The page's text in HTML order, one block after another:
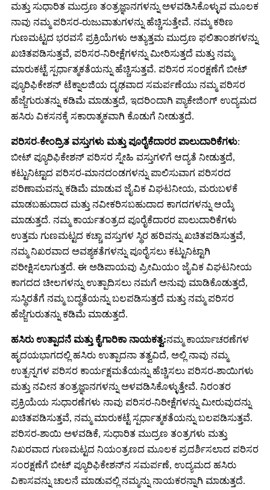
ಮತ್ತು ಸುಧಾರಿತ ಮುದ್ರಣ ತಂತ್ರಜ್ಞಾನಗಳನ್ನು ಅಳವಡಿಸಿಕೊಳ್ಳುವ ಮೂಲಕ
ನಾವು ನಮ್ಮ ಪರಿಸರ-ರುಜುವಾತುಗಳನ್ನು ಹೆಚ್ಚಿಸುತ್ತೇವೆ. ನಮ್ಮ ಕಠಿಣ
ಗುಣಮಟ್ಟದ ಭರವಸೆ ಪ್ರಕ್ರಿಯೆಗಳು ಅತ್ಯುತ್ತಮ ಮುದ್ರಣ ಫಲಿತಾಂಶಗಳನ್ನು
ಖಚಿತಪಡಿಸುತ್ತವೆ, ಪರಿಸರ-ನಿರೀಕ್ಷೆಗಳನ್ನು ಮೀರಿಸುತ್ತದೆ ಮತ್ತು ನಮ್ಮ
ಮಾರುಕಟ್ಟೆ ಸ್ಪರ್ಧಾತ್ಮಕತೆಯನ್ನು ಹೆಚ್ಚಿಸುತ್ತವೆ. ಪರಿಸರ ಸಂರಕ್ಷಣೆಗೆ ಬೀಟ್
ಪ್ಯೂರಿಫಿಕೇಶನ್ ಟೆಕ್ನಾಲಜಿಯ ದೃಢವಾದ ಸಮರ್ಪಣೆಯು ನಮ್ಮ ಪರಿಸರ
ಹೆಜ್ಜೆಗುರುತನ್ನು ಕಡಿಮೆ ಮಾಡುತ್ತದೆ, ಇದರಿಂದಾಗಿ ಪ್ಯಾಕೇಜಿಂಗ್ ಉದ್ಯಮದ
ಹಸಿರು ವಿಕಸನಕ್ಕೆ ಸಕಾರಾತ್ಮಕವಾಗಿ ಕೊಡುಗೆ ನೀಡುತ್ತದೆ.
ಪರಿಸರ-ಕೇಂದ್ರಿತ ವಸ್ತುಗಳು ಮತ್ತು ಪೂರೈಕೆದಾರರ ಪಾಲುದಾರಿಕೆಗಳು:
ಬೀಟ್ ಪ್ಯೂರಿಫಿಕೇಶನ್ ಪರಿಸರ ಸ್ನೇಹಿ ವಸ್ತುಗಳಿಗೆ ಆದ್ಯತೆ ನೀಡುತ್ತದೆ,
ಕಟ್ಟುನಿಟ್ಟಾದ ಪರಿಸರ-ಮಾನದಂಡಗಳನ್ನು ಪಾಲಿಸುವಾಗ ಪರಿಸರದ
ಪರಿಣಾಮವನ್ನು ಕಡಿಮೆ ಮಾಡುವ ಜೈವಿಕ ವಿಘಟನೀಯ, ಮರುಬಳಕೆ
ಮಾಡಬಹುದಾದ ಮತ್ತು ನವೀಕರಿಸಬಹುದಾದ ಕಾಗದಗಳನ್ನು ಆಯ್ಕೆ
ಮಾಡುತ್ತದೆ. ನಮ್ಮ ಕಾರ್ಯತಂತ್ರದ ಪೂರೈಕೆದಾರರ ಪಾಲುದಾರಿಕೆಗಳು
ಉತ್ತಮ ಗುಣಮಟ್ಟದ ಕಚ್ಚಾ ವಸ್ತುಗಳ ಸ್ಥಿರ ಹರಿವನ್ನು ಖಚಿತಪಡಿಸುತ್ತವೆ,
ನಮ್ಮ ನಿಖರವಾದ ಅವಶ್ಯಕತೆಗಳನ್ನು ಪೂರೈಸಲು ಕಟ್ಟುನಿಟ್ಟಾಗಿ
ಪರೀಕ್ಷಿಸಲಾಗುತ್ತದೆ. ಈ ಅಡಿಪಾಯವು ಪ್ರೀಮಿಯಂ ಜೈವಿಕ ವಿಘಟನೀಯ
ಕಾಗದದ ಚೀಲಗಳನ್ನು ಉತ್ಪಾದಿಸಲು ನಮಗೆ ಅನುವು ಮಾಡಿಕೊಡುತ್ತದೆ,
ಸುಸ್ಥಿರತೆಗೆ ನಮ್ಮ ಬದ್ಧತೆಯನ್ನು ಬಲಪಡಿಸುತ್ತದೆ ಮತ್ತು ನಮ್ಮ ಪರಿಸರ
ಹೆಜ್ಜೆಗುರುತನ್ನು ಕಡಿಮೆ ಮಾಡುತ್ತದೆ.
ಹಸಿರು ಉತ್ಪಾದನೆ ಮತ್ತು ಕೈಗಾರಿಕಾ ನಾಯಕತ್ವ:ನಮ್ಮ ಕಾರ್ಯಾಚರಣೆಗಳ
ಹೃದಯಭಾಗದಲ್ಲಿ ಹಸಿರು ಉತ್ಪಾದನಾ ತತ್ವವಿದೆ, ಅಲ್ಲಿ ನಾವು ನಮ್ಮ
ಉತ್ಪನ್ನಗಳ ಪರಿಸರ ಕಾರ್ಯಕ್ಷಮತೆಯನ್ನು ಹೆಚ್ಚಿಸಲು ಪರಿಸರ-ಶಾಯಿಗಳು
ಮತ್ತು ನವೀನ ತಂತ್ರಜ್ಞಾನಗಳನ್ನು ಅಳವಡಿಸಿಕೊಳ್ಳುತ್ತೇವೆ. ನಿರಂತರ
ಪ್ರಕ್ರಿಯೆಯ ಸುಧಾರಣೆಗಳು ನಾವು ಪರಿಸರ-ನಿರೀಕ್ಷೆಗಳನ್ನು ಮೀರುವುದನ್ನು
ಖಚಿತಪಡಿಸುತ್ತವೆ, ನಮ್ಮ ಮಾರುಕಟ್ಟೆ ಸ್ಪರ್ಧಾತ್ಮಕತೆಯನ್ನು ಬಲಪಡಿಸುತ್ತವೆ.
ಪರಿಸರ-ಶಾಯಿ ಅಳವಡಿಕೆ, ಸುಧಾರಿತ ಮುದ್ರಣ ತಂತ್ರಗಳು ಮತ್ತು
ನಿಖರವಾದ ಗುಣಮಟ್ಟದ ನಿಯಂತ್ರಣದ ಮೂಲಕ ಪ್ರದರ್ಶಿಸಲಾದ ಪರಿಸರ
ಸಂರಕ್ಷಣೆಗೆ ಬೀಟ್ ಪ್ಯೂರಿಫಿಕೇಶನ್‌ನ ಸಮರ್ಪಣೆ, ಉದ್ಯಮದ ಹಸಿರು
ವಿಕಾಸವನ್ನು ಚಾಲನೆ ಮಾಡುವಲ್ಲಿ ನಮ್ಮನ್ನು ನಾಯಕರನ್ನಾಗಿ ಮಾಡುತ್ತದೆ.